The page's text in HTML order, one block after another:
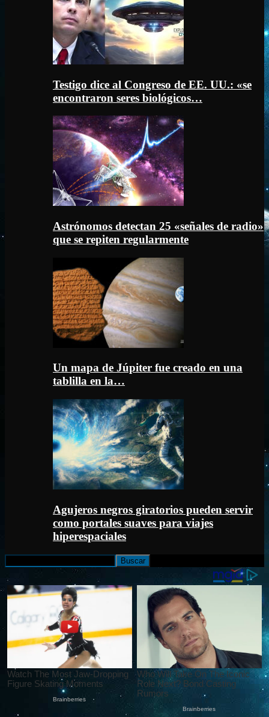
Testigo dice al Congreso de EE. UU.: «se
encontraron seres biológicos…
Astrónomos detectan 25 «señales de radio»
que se repiten regularmente
Un mapa de Júpiter fue creado en una
tablilla en la…
Agujeros negros giratorios pueden servir
como portales suaves para viajes
hiperespaciales